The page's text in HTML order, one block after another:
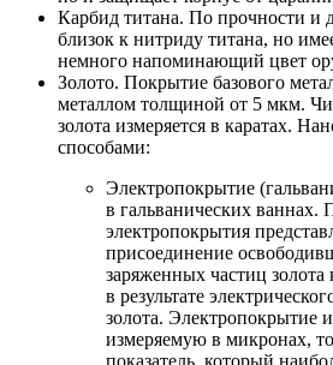
Карбид титана. По прочности и
близок к нитриду титана, но
немного напоминающий цвет
Золото. Покрытие базового
металлом толщиной от 5 мкм.
золота измеряется в каратах.
способами:
Электропокрытие
в гальванических ваннах.
электропокрытия
присоединение
заряженных частиц золота
в результате
золота. Электропокрытие
измеряемую в микронах,
показатель, который